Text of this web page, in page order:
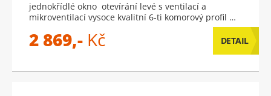
jednokřídlé okno otevírání levé s ventilací a
mikroventilací vysoce kvalitní 6-ti komorový profil …
2 869,- Kč DETAIL